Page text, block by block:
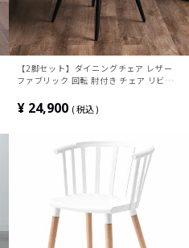
【2脚セット】ダイニングチェア レザー
ファブリック 回転 肘付き チェア リビン
脚 シンプル モダン ブラック グレージュ
¥ 24,900 税込